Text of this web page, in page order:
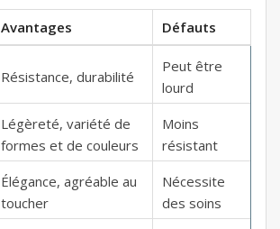
Avantages Défauts
Résistance, durabilité
Peut être
lourd
Légèreté, variété de
formes et de couleurs
Moins
résistant
Élégance, agréable au
toucher
Nécessite
des soins